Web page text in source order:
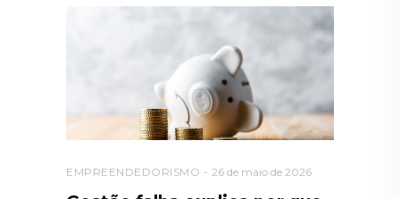
EMPREENDEDORISMO 26 de maio de 2026